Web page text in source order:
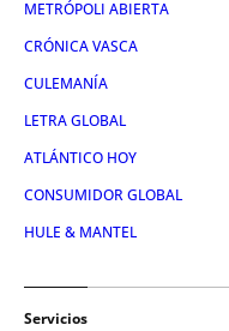
METRÓPOLI ABIERTA
CRÓNICA VASCA
CULEMANÍA
LETRA GLOBAL
ATLÁNTICO HOY
CONSUMIDOR GLOBAL
HULE & MANTEL
Servicios